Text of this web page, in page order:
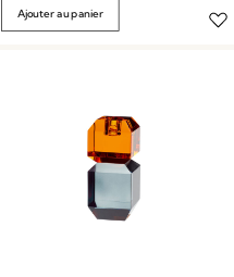
Ajouter au panier